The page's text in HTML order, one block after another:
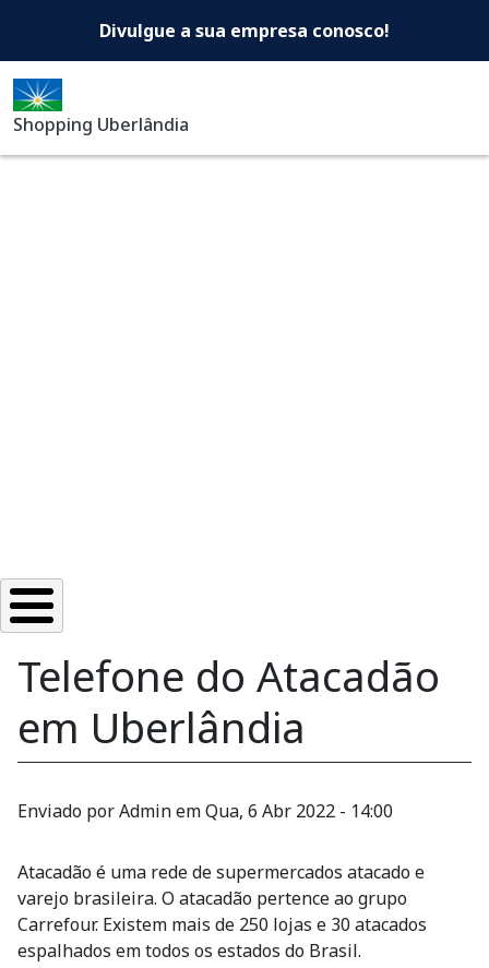
Shopping Uberlândia -
Divulgue a sua empresa conosco!
Shopping Uberlândia
Telefone do Atacadão
em Uberlândia
Enviado porAdminemQua, 6 Abr 2022 - 14:00
Atacadão é uma rede de supermercados atacado e
varejo brasileira. O atacadão pertence ao grupo
Carrefour. Existem mais de 250 lojas e 30 atacados
espalhados em todos os estados do Brasil.